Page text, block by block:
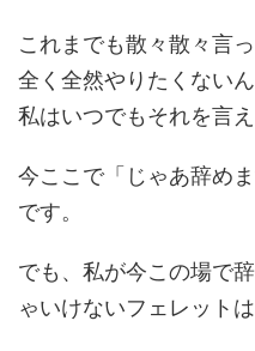
これまでも散々散々言
全く全然やりたくない
私はいつでもそれを言え
今ここで「じゃあ辞め
です。
でも、私が今この場で
ゃいけないフェレット